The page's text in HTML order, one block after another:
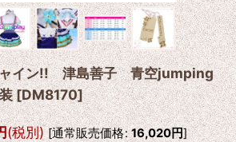
ャイン!! 津島善子 青空jumping
[DM8170]
(税別) [通常販売価格: 16,020円]